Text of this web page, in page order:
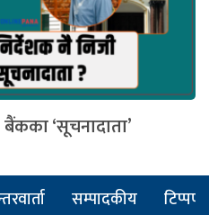
बैंकका ‘सूचनादाता’
सम्पादकीय टिप्पणी